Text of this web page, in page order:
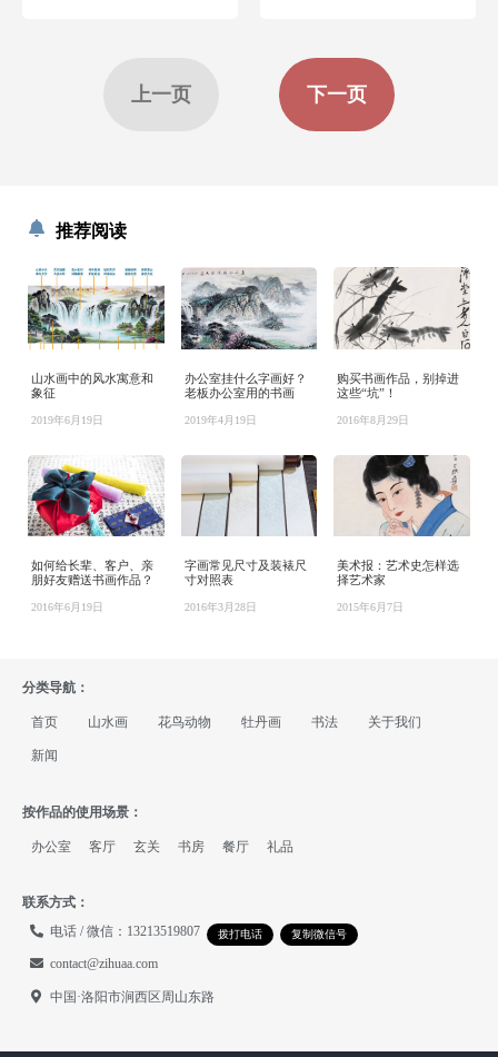
上一页 下一页
推荐阅读
山水画中的风水寓意和
象征
2019年6月19日
办公室挂什么字画好？
老板办公室用的书画
2019年4月19日
购买书画作品，别掉进
这些“坑”！
2016年8月29日
如何给长辈、客户、亲
朋好友赠送书画作品？
2016年6月19日
字画常见尺寸及装裱尺
寸对照表
2016年3月28日
美术报：艺术史怎样选
择艺术家
2015年6月7日
分类导航：
首页 山水画 花鸟动物 牡丹画 书法 关于我们
新闻
按作品的使用场景：
办公室 客厅 玄关 书房 餐厅 礼品
联系方式：
电话 / 微信：13213519807
拨打电话 复制微信号
contact@zihuaa.com
中国·洛阳市涧西区周山东路